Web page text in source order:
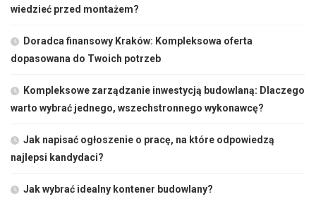
wiedzieć przed montażem?
Doradca finansowy Kraków: Kompleksowa oferta
dopasowana do Twoich potrzeb
Kompleksowe zarządzanie inwestycją budowlaną: Dlaczego
warto wybrać jednego, wszechstronnego wykonawcę?
Jak napisać ogłoszenie o pracę, na które odpowiedzą
najlepsi kandydaci?
Jak wybrać idealny kontener budowlany?